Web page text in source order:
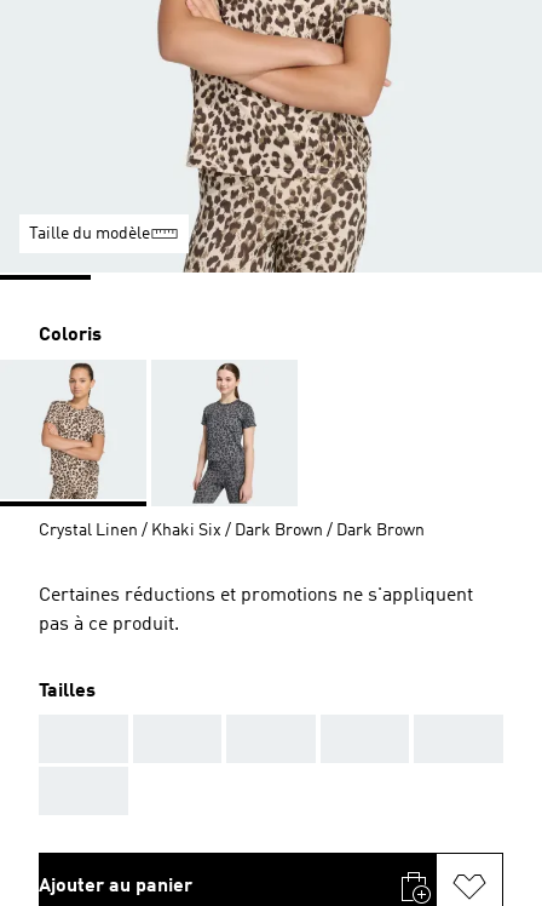
Taille du modèle
Coloris
Crystal Linen / Khaki Six / Dark Brown / Dark Brown
Certaines réductions et promotions ne s'appliquent
pas à ce produit.
Tailles
Ajouter au panier